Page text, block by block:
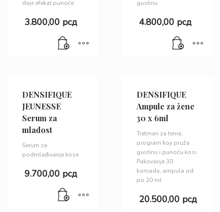
daje efekat punoće.
3.800,00 рсд
gustinu.
4.800,00 рсд
DENSIFIQUE
JEUNESSE
Serum za
mladost
Serum za
podmlađivanje kose
9.700,00 рсд
DENSIFIQUE
Ampule za žene
30 x 6ml
Tretman za teme,
program koji pruža
gustinu i punoću kosi.
Pakovanje 30
komada, ampula od
po 20 ml.
20.500,00 рсд